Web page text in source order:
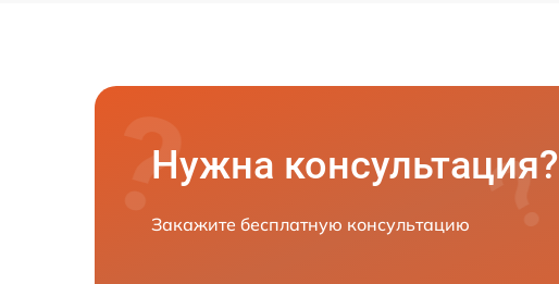
Нужна консультация?
Закажите бесплатную консультацию